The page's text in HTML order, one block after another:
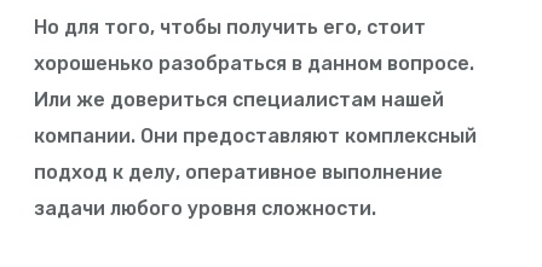
Но для того, чтобы получить его, стоит
хорошенько разобраться в данном вопросе.
Или же довериться специалистам нашей
компании. Они предоставляют комплексный
подход к делу, оперативное выполнение
задачи любого уровня сложности.